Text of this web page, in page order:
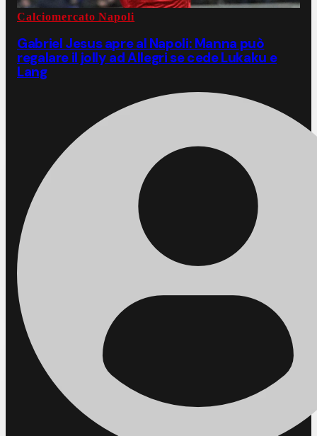
Calciomercato Napoli
Gabriel Jesus apre al Napoli: Manna può
regalare il jolly ad Allegri se cede Lukaku e
Lang